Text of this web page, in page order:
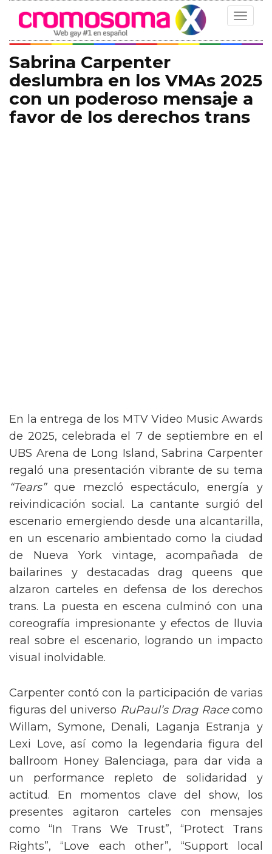
Toggle
Sabrina Carpenter
deslumbra en los VMAs 2025
con un poderoso mensaje a
favor de los derechos trans
En la entrega de los MTV Video Music Awards
de 2025, celebrada el 7 de septiembre en el
UBS Arena de Long Island, Sabrina Carpenter
regaló una presentación vibrante de su tema
“Tears”que mezcló espectáculo, energía y
reivindicación social. La cantante surgió del
escenario emergiendo desde una alcantarilla,
en un escenario ambientado como la ciudad
de Nueva York vintage, acompañada de
bailarines y destacadas drag queens que
alzaron carteles en defensa de los derechos
trans. La puesta en escena culminó con una
coreografía impresionante y efectos de lluvia
real sobre el escenario, logrando un impacto
visual inolvidable.
Carpenter contó con la participación de varias
figuras del universo RuPaul’s Drag Racecomo
Willam, Symone, Denali, Laganja Estranja y
Lexi Love, así como la legendaria figura del
ballroom Honey Balenciaga, para dar vida a
un performance repleto de solidaridad y
actitud. En momentos clave del show, los
presentes agitaron carteles con mensajes
como “In Trans We Trust”, “Protect Trans
Rights”, “Love each other”, “Support local